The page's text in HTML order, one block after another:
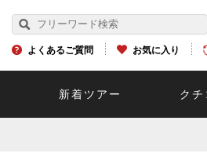
よくあるご質問 お気に入り
新着ツアー クチ